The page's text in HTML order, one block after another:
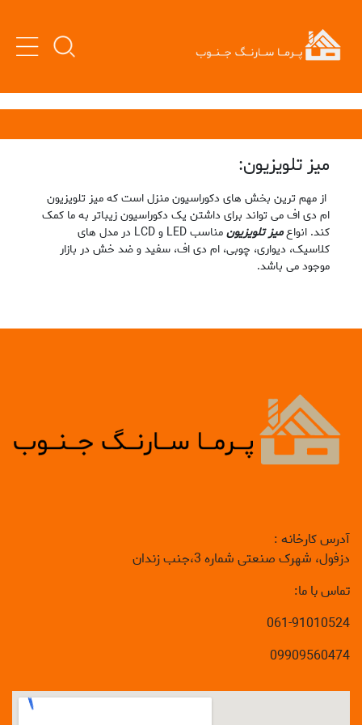
میز تلویزیون:
از مهم ترین بخش های دکوراسیون منزل است که میز تلویزیون
ام دی اف می تواند برای داشتن یک دکوراسیون زیباتر به ما کمک
کند. انواعمیز تلویزیون
مناسب LED و LCD در مدل های
کلاسیک، دیواری، چوبی، ام دی اف، سفید و ضد خش در بازار
موجود می باشد.
آدرس کارخانه :
دزفول، شهرک صنعتی شماره 3،جنب زندان
تماس با ما:
061-91010524
09909560474